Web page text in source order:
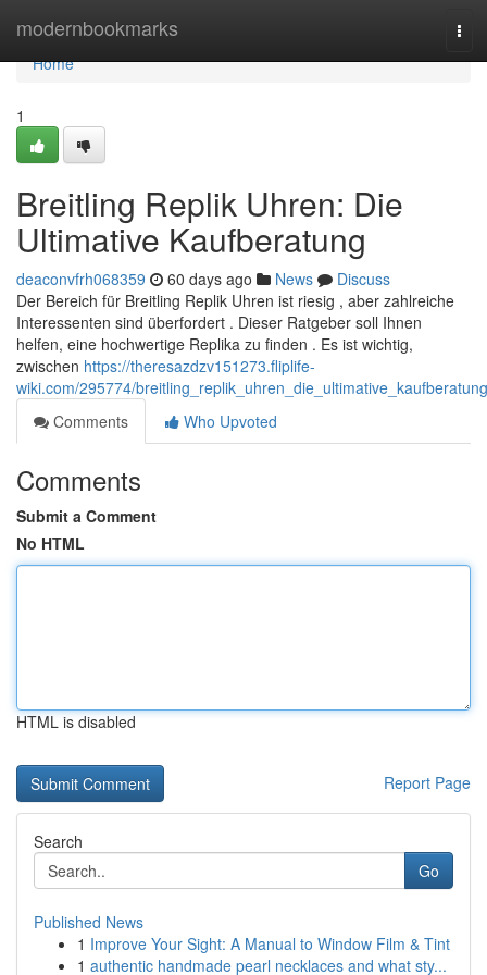
modernbookmarks
Home
Home
1
Breitling Replik Uhren: Die
Ultimative Kaufberatung
deaconvfrh068359 60 days ago News
Discuss
Der Bereich für Breitling Replik Uhren ist riesig , aber zahlreiche
Interessenten sind überfordert . Dieser Ratgeber soll Ihnen
helfen, eine hochwertige Replika zu finden . Es ist wichtig,
zwischen https://theresazdzv151273.fliplife-
wiki.com/295774/breitling_replik_uhren_die_ultimative_kaufberatung
Comments
Who Upvoted
Comments
Submit a Comment
No HTML
HTML is disabled
Report Page
Search
Go
Published News
1 Improve Your Sight: A Manual to Window Film & Tint
1 authentic handmade pearl necklaces and what sty...